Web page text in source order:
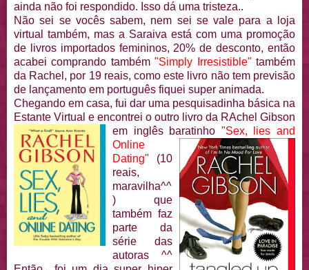
ainda não foi respondido. Isso dá uma tristeza..
Não sei se vocês sabem, nem sei se vale para a loja
virtual também, mas a Saraiva está com uma promoção
de livros importados femininos, 20% de desconto, então
acabei comprando também"Simply Irresistible" também
da Rachel, por 19 reais, como este livro não tem previsão
de lançamento em português fiquei super animada.
Chegando em casa, fui dar uma pesquisadinha básica na
Estante Virtual e encontrei o outro livro da RAchel Gibson
em inglês baratinho "Sex, lies and
Online
Dating" (10
reais,
maravilha^^
) que
também faz
parte da
série das
autoras ^^